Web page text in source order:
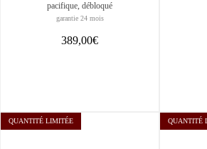
pacifique, débloqué
garantie 24 mois
389,00€
QUANTITÉ LIMITÉE QUANTITÉ